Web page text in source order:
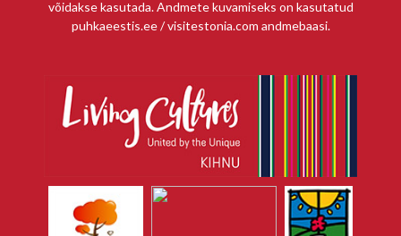
võidakse kasutada. Andmete kuvamiseks on kasutatud
puhkaeestis.ee / visitestonia.com andmebaasi.